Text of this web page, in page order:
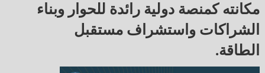
مكانته كمنصة دولية رائدة للحوار وبناء
الشراكات واستشراف مستقبل
الطاقة.